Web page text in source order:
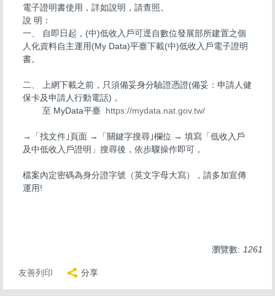
電子證明書使用，詳如說明，請查照。
說 明：
一、 自即日起，(中)低收入戶可逕自數位發展部所建置之個
人化資料自主運用(My Data)平臺下載(中)低收入戶電子證明
書。
二、 上網下載之前，只須備妥身分驗證憑證(備妥：申請人健
保卡及申請人行動電話)，
至 MyData平臺 https://mydata.nat.gov.tw/
→「找文件｣頁面 →「關鍵字搜尋｣欄位 → 填寫「低收入戶
及中低收入戶證明」搜尋後，依步驟操作即可，
檔案內定密碼為身分證字號（英文字母大寫），請多加宣傳
運用!
瀏覽數: 1261
友善列印 分享